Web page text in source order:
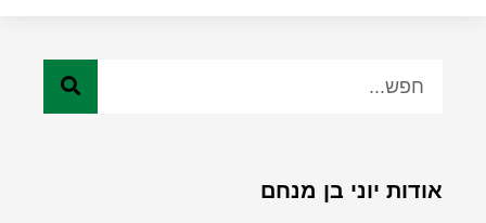
אודות יוני בן מנחם